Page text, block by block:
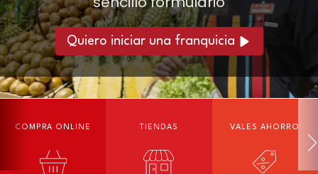
Quiero iniciar una franquicia
COMPRA ONLINE TIENDAS VALES AHORRO